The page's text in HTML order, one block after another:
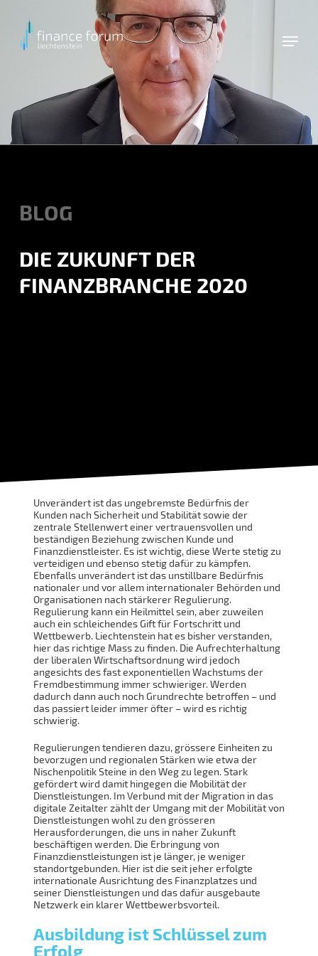
main
BLOG
DIE ZUKUNFT DER
FINANZBRANCHE 2020
Unverändert ist das ungebremste Bedürfnis der
Kunden nach Sicherheit und Stabilität sowie der
zentrale Stellenwert einer vertrauensvollen und
beständigen Beziehung zwischen Kunde und
Finanzdienstleister. Es ist wichtig, diese Werte stetig zu
verteidigen und ebenso stetig dafür zu kämpfen.
Ebenfalls unverändert ist das unstillbare Bedürfnis
nationaler und vor allem internationaler Behörden und
Organisationen nach stärkerer Regulierung.
Regulierung kann ein Heilmittel sein, aber zuweilen
auch ein schleichendes Gift für Fortschritt und
Wettbewerb. Liechtenstein hat es bisher verstanden,
hier das richtige Mass zu finden. Die Aufrechterhaltung
der liberalen Wirtschaftsordnung wird jedoch
angesichts des fast exponentiellen Wachstums der
Fremdbestimmung immer schwieriger. Werden
dadurch dann auch noch Grundrechte betroffen – und
das passiert leider immer öfter – wird es richtig
schwierig.
Regulierungen tendieren dazu, grössere Einheiten zu
bevorzugen und regionalen Stärken wie etwa der
Nischenpolitik Steine in den Weg zu legen. Stark
gefördert wird damit hingegen die Mobilität der
Dienstleistungen. Im Verbund mit der Migration in das
digitale Zeitalter zählt der Umgang mit der Mobilität von
Dienstleistungen wohl zu den grösseren
Herausforderungen, die uns in naher Zukunft
beschäftigen werden. Die Erbringung von
Finanzdienstleistungen ist je länger, je weniger
standortgebunden. Hier ist die seit jeher erfolgte
internationale Ausrichtung des Finanzplatzes und
seiner Dienstleistungen und das dafür ausgebaute
Netzwerk ein klarer Wettbewerbsvorteil.
Ausbildung ist Schlüssel zum
Erfolg